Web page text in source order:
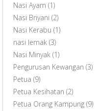
Nasi Ayam (1)
Nasi Briyani (2)
Nasi Kerabu (1)
nasi lemak (3)
Nasi Minyak (1)
Pengurusan Kewangan (3)
Petua (9)
Petua Kesihatan (2)
Petua Orang Kampung (9)